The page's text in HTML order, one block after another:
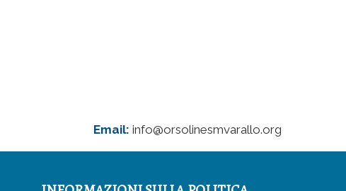
Email: info@orsolinesmvarallo.org